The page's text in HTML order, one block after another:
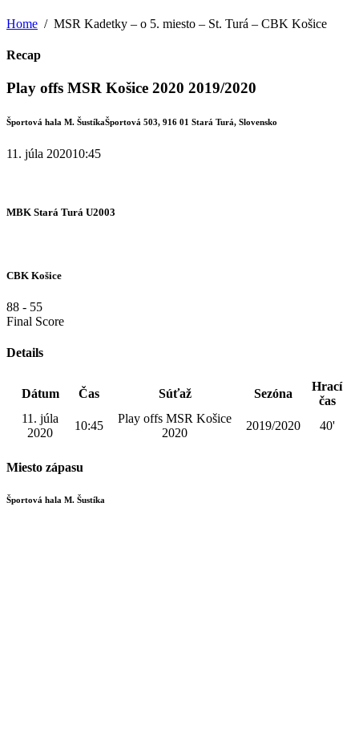
Home MSR Kadetky – o 5. miesto – St. Turá – CBK Košice
Recap
Play offs MSR Košice 2020 2019/2020
Športová hala M. ŠustíkaŠportová 503, 916 01 Stará Turá, Slovensko
11. júla 202010:45
MBK Stará Turá U2003
CBK Košice
88 - 55
Final Score
Details
Dátum Čas Súťaž Sezóna
Hrací
čas
11. júla
2020
10:45
Play offs MSR Košice
2020
2019/2020 40'
Miesto zápasu
Športová hala M. Šustíka